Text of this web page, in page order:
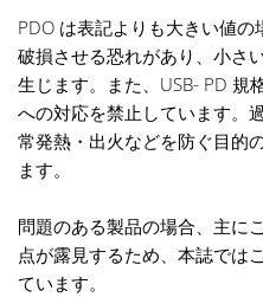
PDO は表記よりも大きい値
破損させる恐れがあり、小さ
生じます。また、USB- PD 規
への対応を禁止しています。
常発熱・出火などを防ぐ目的
ます。
問題のある製品の場合、主に
点が露見するため、本誌では
ています。